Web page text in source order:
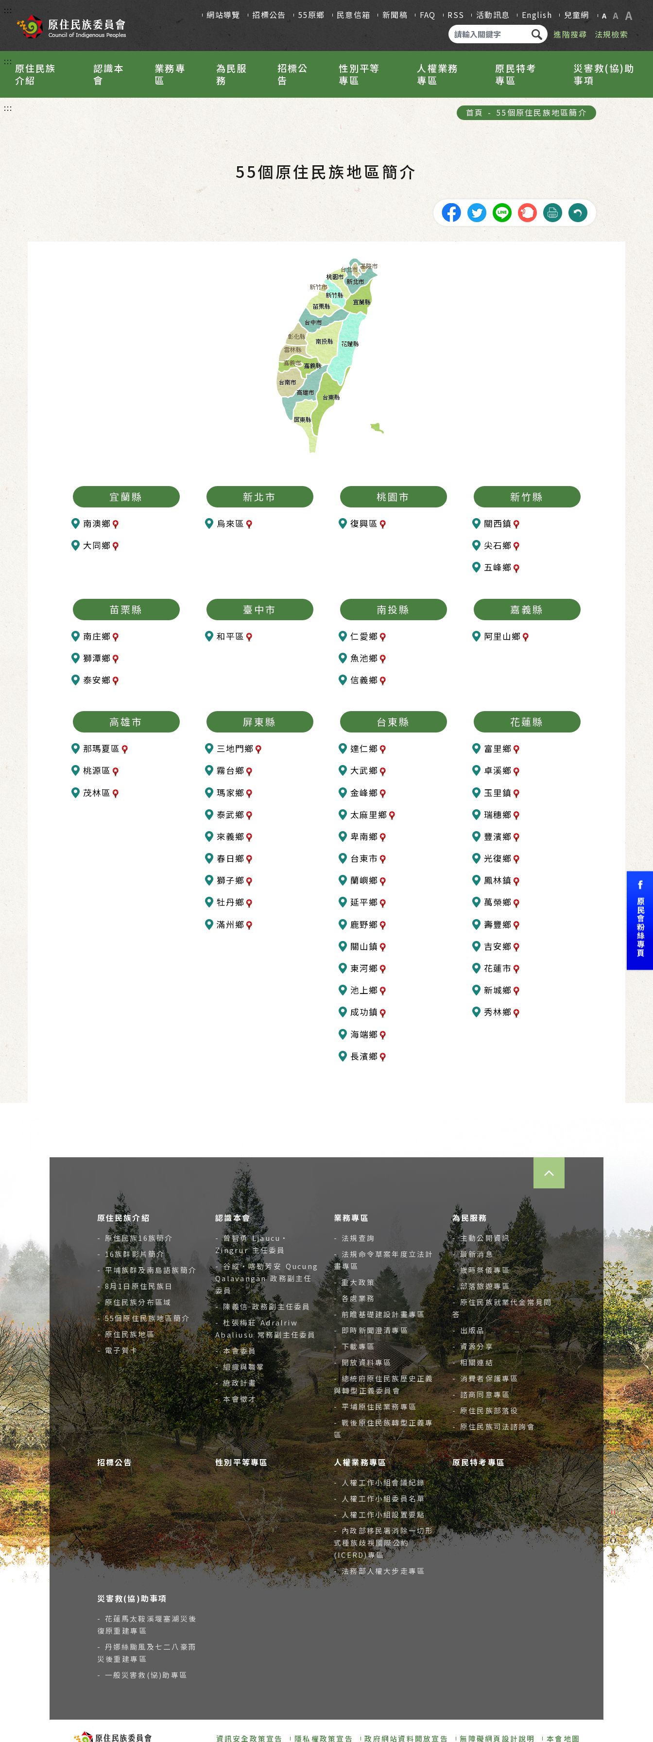
::: 網站導覽 招標公告 55原鄉 民意信箱 新聞稿 FAQ RSS 活動訊息 English 兒童網 A A A
進階搜尋 法規檢索
:::
原住民族
介紹
認識本
會
業務專
區
為民服
務
招標公
告
性別平等
專區
人權業務
專區
原民特考
專區
災害救(協)助
事項
::: 首頁 - 55個原住民族地區簡介
55個原住民族地區簡介
宜蘭縣
南澳鄉
大同鄉
新北市
烏來區
桃園市
復興區
新竹縣
關西鎮
尖石鄉
五峰鄉
苗栗縣
南庄鄉
獅潭鄉
泰安鄉
臺中市
和平區
南投縣
仁愛鄉
魚池鄉
信義鄉
嘉義縣
阿里山鄉
高雄市
那瑪夏區
桃源區
茂林區
屏東縣
三地門鄉
霧台鄉
瑪家鄉
泰武鄉
來義鄉
春日鄉
獅子鄉
牡丹鄉
滿州鄉
台東縣
達仁鄉
大武鄉
金峰鄉
太麻里鄉
卑南鄉
台東市
蘭嶼鄉
延平鄉
鹿野鄉
關山鎮
東河鄉
池上鄉
成功鎮
海端鄉
長濱鄉
花蓮縣
富里鄉
卓溪鄉
玉里鎮
瑞穗鄉
豐濱鄉
光復鄉
鳳林鎮
萬榮鄉
壽豐鄉
吉安鄉
花蓮市
新城鄉
秀林鄉
原住民族介紹
- 原住民族16族簡介
- 16族群影片簡介
- 平埔族群及南島語族簡介
- 8月1日原住民族日
- 原住民族分布區域
- 55個原住民族地區簡介
- 原住民族地區
- 電子賀卡
認識本會
- 曾智勇 Ljaucu‧
Zingrur 主任委員
- 谷縱‧喀勒芳安 Qucung
Qalavangan 政務副主任
委員
- 陳義信 政務副主任委員
- 杜張梅莊 Adralriw
Abaliusu 常務副主任委員
- 本會委員
- 組織與職掌
- 施政計畫
- 本會徵才
業務專區
- 法規查詢
- 法規命令草案年度立法計
畫專區
- 重大政策
- 各處業務
- 前瞻基礎建設計畫專區
- 即時新聞澄清專區
- 下載專區
- 開放資料專區
- 總統府原住民族歷史正義
與轉型正義委員會
- 平埔原住民業務專區
- 戰後原住民族轉型正義專
區
為民服務
- 主動公開資訊
- 最新消息
- 歲時祭儀專區
- 部落旅遊專區
- 原住民族就業代金常見問
答
- 出版品
- 資源分享
- 相關連結
- 消費者保護專區
- 諮商同意專區
- 原住民族部落役
- 原住民族司法諮詢會
招標公告 性別平等專區 人權業務專區
- 人權工作小組會議紀錄
- 人權工作小組委員名單
- 人權工作小組設置要點
- 內政部移民署消除一切形
式種族歧視國際公約
(ICERD)專區
- 法務部人權大步走專區
原民特考專區
災害救(協)助事項
- 花蓮馬太鞍溪堰塞湖災後
復原重建專區
- 丹娜絲颱風及七二八豪雨
災後重建專區
- 一般災害救(協)助專區
資訊安全政策宣告 隱私權政策宣告 政府網站資料開放宣告 無障礙網頁設計說明 本會地圖